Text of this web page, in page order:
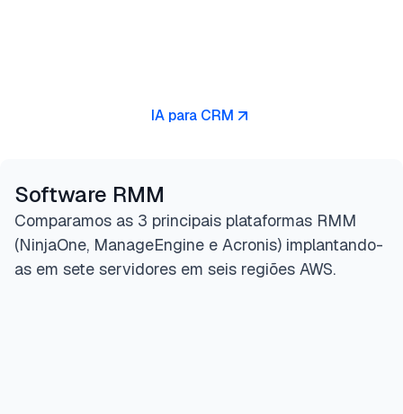
IA para CRM
Software RMM
Comparamos as 3 principais plataformas RMM
(NinjaOne, ManageEngine e Acronis) implantando-
as em sete servidores em seis regiões AWS.